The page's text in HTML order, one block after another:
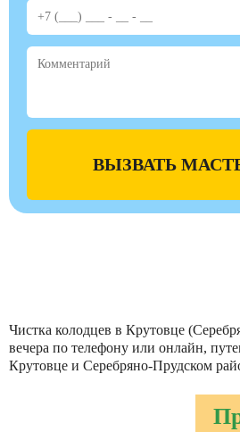
ВЫЗВАТЬ
Чистка колодцев в Крутовце
вечера по телефону или онлайн,
Крутовце и Серебряно-Прудском